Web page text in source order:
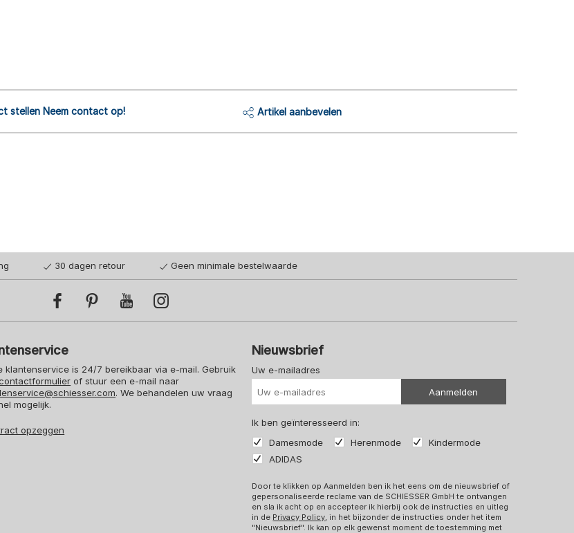
stellen Neem contact op! Artikel aanbevelen
30 dagen retour Geen minimale bestelwaarde
klantenservice is 24/7 bereikbaar via e-mail. Gebruik
of stuur een e-mail naar
. We behandelen uw vraag
mogelijk.
opzeggen
Nieuwsbrief
Uw e-mailadres
Aanmelden
Ik ben geïnteresseerd in:
Damesmode
Herenmode
Kindermode
ADIDAS
Door te klikken op Aanmelden ben ik het eens om de nieuwsbrief of
gepersonaliseerde reclame van de SCHIESSER GmbH te ontvangen
en sla ik acht op en accepteer ik hierbij ook de instructies en uitleg
in de Privacy Policy, in het bijzonder de instructies onder het item
"Nieuwsbrief". Ik kan op elk gewenst moment de toestemming met